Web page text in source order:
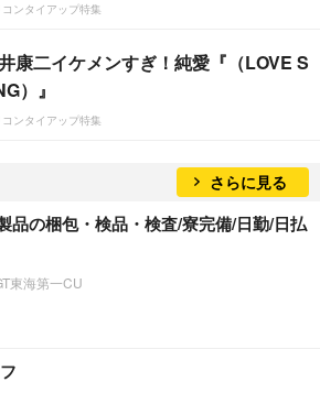
コンタイアップ特集
康二イケメンすぎ！純愛『（LOVE S
）』
コンタイアップ特集
さらに見る
品の梱包・検品・検査/寮完備/日勤/日払
東海第一CU